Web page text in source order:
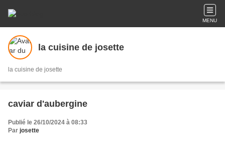
MENU
la cuisine de josette
la cuisine de josette
caviar d'aubergine
Publié le 26/10/2024 à 08:33
Par josette